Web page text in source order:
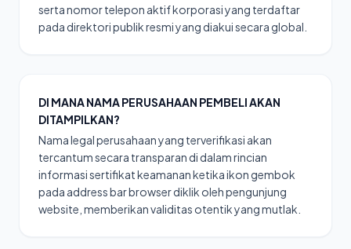
serta nomor telepon aktif korporasi yang terdaftar
pada direktori publik resmi yang diakui secara global.
DI MANA NAMA PERUSAHAAN PEMBELI AKAN
DITAMPILKAN?
Nama legal perusahaan yang terverifikasi akan
tercantum secara transparan di dalam rincian
informasi sertifikat keamanan ketika ikon gembok
pada address bar browser diklik oleh pengunjung
website, memberikan validitas otentik yang mutlak.